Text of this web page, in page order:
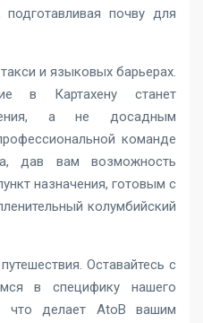
почву для
и языковых барьерах.
в Картахену станет
а не досадным
команде
дав вам возможность
назначения, готовым с
колумбийский
Оставайтесь с
в специфику нашего
что делает AtoB вашим